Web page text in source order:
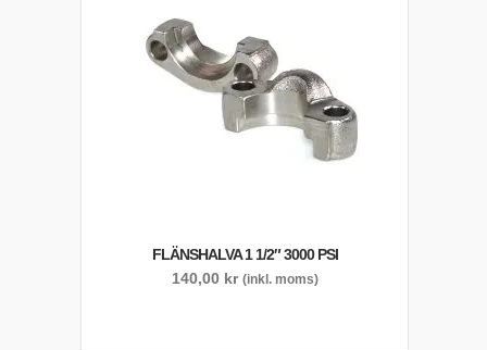
FLÄNSHALVA 1 1/2″ 3000 PSI
140,00 kr (inkl. moms)